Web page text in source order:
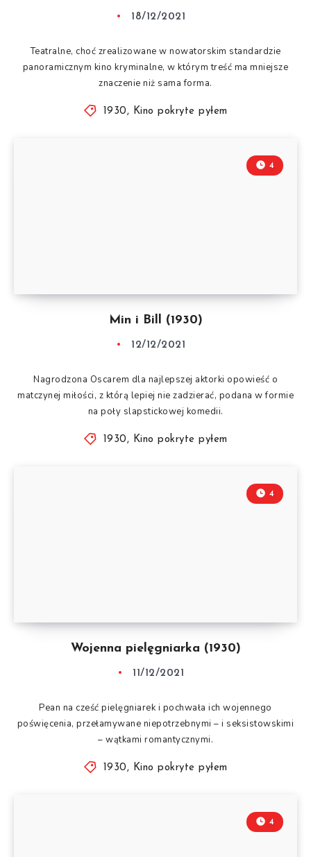
18/12/2021
Teatralne, choć zrealizowane w nowatorskim standardzie
panoramicznym kino kryminalne, w którym treść ma mniejsze
znaczenie niż sama forma.
1930, Kino pokryte pyłem
Min i Bill (1930)
4
12/12/2021
Nagrodzona Oscarem dla najlepszej aktorki opowieść o
matczynej miłości, z którą lepiej nie zadzierać, podana w formie
na poły slapstickowej komedii.
1930, Kino pokryte pyłem
Wojenna pielęgniarka (1930)
4
11/12/2021
Pean na cześć pielęgniarek i pochwała ich wojennego
poświęcenia, przełamywane niepotrzebnymi – i seksistowskimi
– wątkami romantycznymi.
1930, Kino pokryte pyłem
4